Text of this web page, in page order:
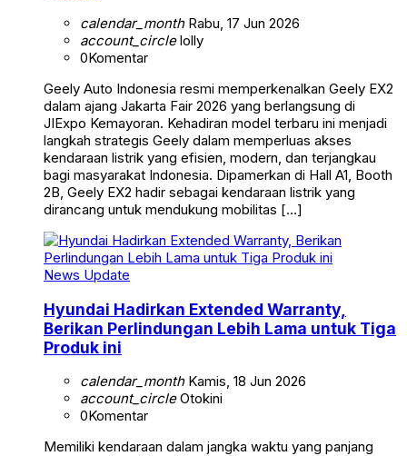
calendar_monthRabu, 17 Jun 2026
account_circlelolly
0Komentar
Geely Auto Indonesia resmi memperkenalkan Geely EX2
dalam ajang Jakarta Fair 2026 yang berlangsung di
JIExpo Kemayoran. Kehadiran model terbaru ini menjadi
langkah strategis Geely dalam memperluas akses
kendaraan listrik yang efisien, modern, dan terjangkau
bagi masyarakat Indonesia. Dipamerkan di Hall A1, Booth
2B, Geely EX2 hadir sebagai kendaraan listrik yang
dirancang untuk mendukung mobilitas […]
News Update
Hyundai Hadirkan Extended Warranty,
Berikan Perlindungan Lebih Lama untuk Tiga
Produk ini
calendar_monthKamis, 18 Jun 2026
account_circleOtokini
0Komentar
Memiliki kendaraan dalam jangka waktu yang panjang